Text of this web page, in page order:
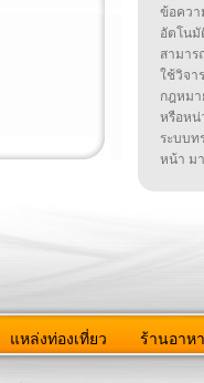
ข้อคว
อัตโน
สามาร
ใช้วิจ
กฎหมา
หรือหน่
ระบบ
หน้า ม
แหล่งท่องเที่ยว ร้านอาห